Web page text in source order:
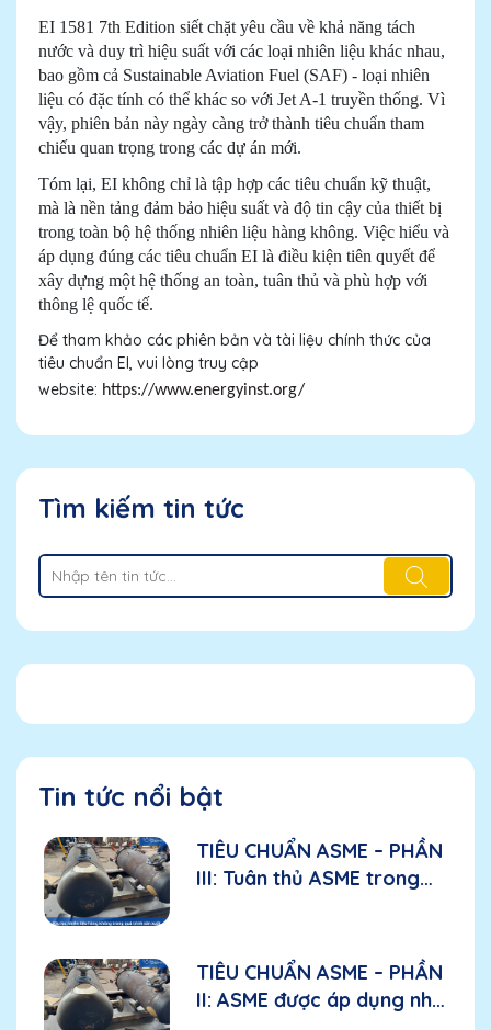
EI 1581 7th Edition siết chặt yêu cầu về khả năng tách
nước và duy trì hiệu suất với các loại nhiên liệu khác nhau,
bao gồm cả Sustainable Aviation Fuel (SAF) - loại nhiên
liệu có đặc tính có thể khác so với Jet A-1 truyền thống. Vì
vậy, phiên bản này ngày càng trở thành tiêu chuẩn tham
chiếu quan trọng trong các dự án mới.
Tóm lại, EI không chỉ là tập hợp các tiêu chuẩn kỹ thuật,
mà là nền tảng đảm bảo hiệu suất và độ tin cậy của thiết bị
trong toàn bộ hệ thống nhiên liệu hàng không. Việc hiểu và
áp dụng đúng các tiêu chuẩn EI là điều kiện tiên quyết để
xây dựng một hệ thống an toàn, tuân thủ và phù hợp với
thông lệ quốc tế.
Để tham khảo các phiên bản và tài liệu chính thức của
tiêu chuẩn EI, vui lòng truy cập
website: https://www.energyinst.org/
Tìm kiếm tin tức
Tin tức nổi bật
TIÊU CHUẨN ASME – PHẦN
III: Tuân thủ ASME trong
xuất
TIÊU CHUẨN ASME – PHẦN
II: ASME được áp dụng như